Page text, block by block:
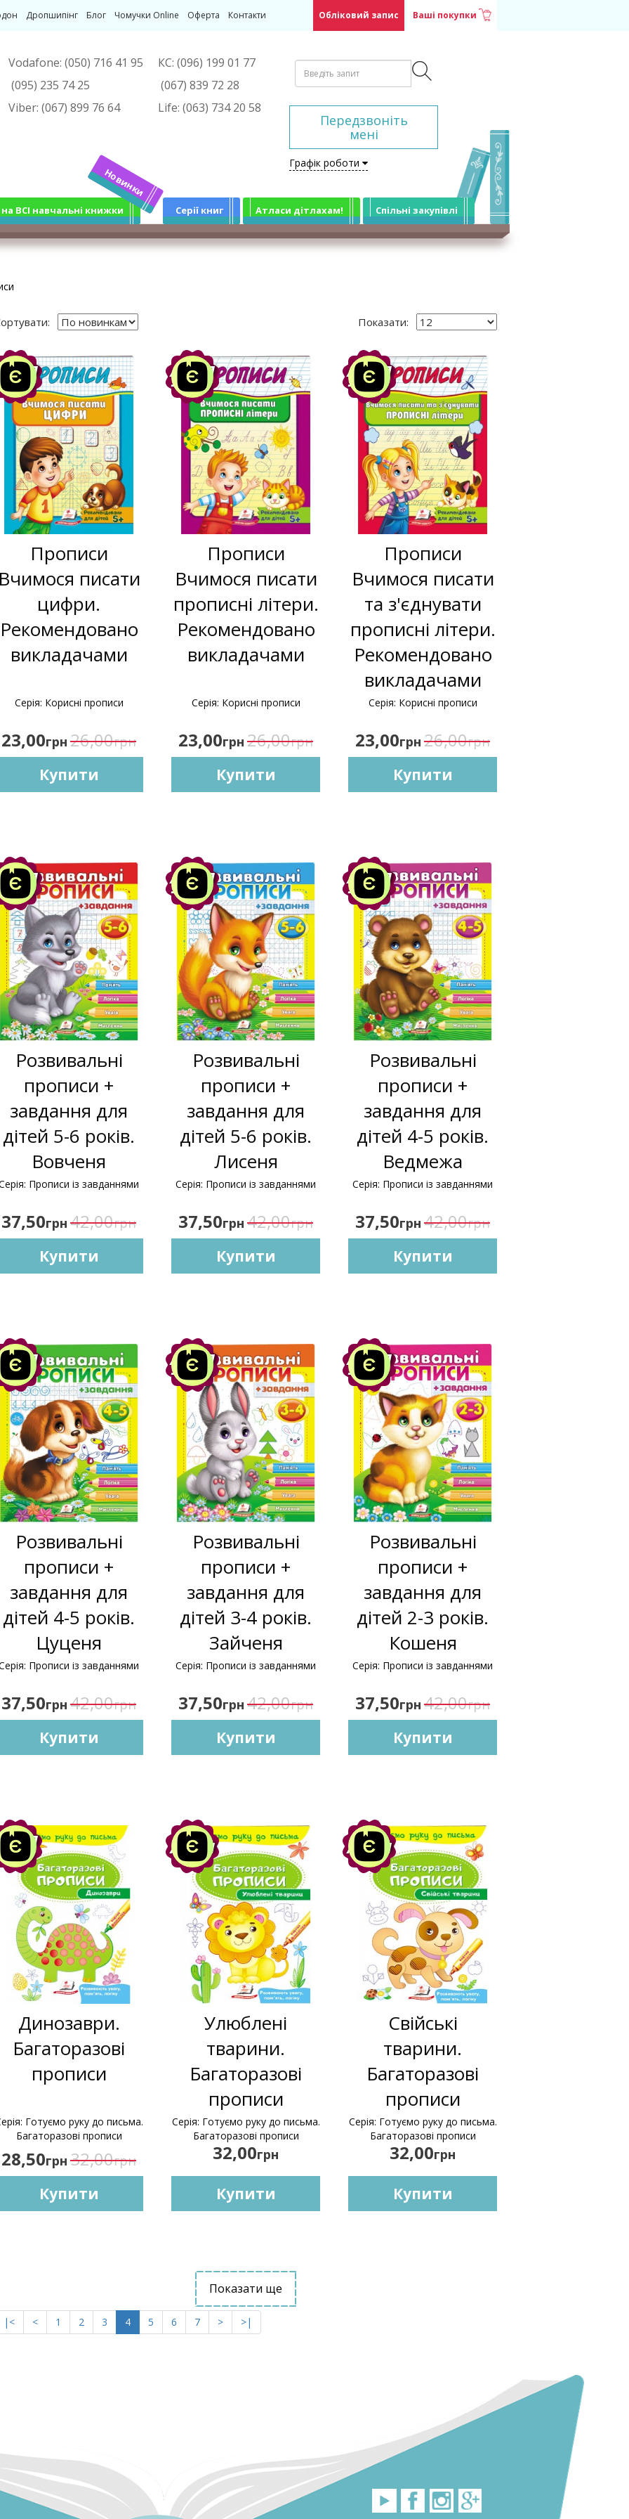
Дропшипінг Блог Чомучки Online Оферта Контакти Обліковий запис Ваші покупки
Vodafone: (050) 716 41 95
(095) 235 74 25
Viber: (067) 899 76 64
КС: (096) 199 01 77
(067) 839 72 28
Life: (063) 734 20 58
Передзвоніть
мені
Графік роботи
ВСІ навчальні книжки
Новинки
Серії книг Атласи дітлахам! Спільні закупівлі
Показати:
Прописи
писати
цифри.
Рекомендовано
викладачами
Серія: Корисні прописи
23,00грн 26,00грн
Купити
Акція
-10%
Прописи
Вчимося писати
прописні літери.
Рекомендовано
викладачами
Серія: Корисні прописи
23,00грн 26,00грн
Купити
Акція
-10%
Прописи
Вчимося писати
та з'єднувати
прописні літери.
Рекомендовано
викладачами
Серія: Корисні прописи
23,00грн 26,00грн
Купити
Розвивальні
прописи +
завдання для
дітей 5-6 років.
Вовченя
Прописи із завданнями
37,50грн 42,00грн
Купити
Акція
-10%
Розвивальні
прописи +
завдання для
дітей 5-6 років.
Лисеня
Серія: Прописи із завданнями
37,50грн 42,00грн
Купити
Акція
-10%
Розвивальні
прописи +
завдання для
дітей 4-5 років.
Ведмежа
Серія: Прописи із завданнями
37,50грн 42,00грн
Купити
Розвивальні
прописи +
завдання для
дітей 4-5 років.
Цуценя
Прописи із завданнями
37,50грн 42,00грн
Купити
Акція
-10%
Розвивальні
прописи +
завдання для
дітей 3-4 років.
Зайченя
Серія: Прописи із завданнями
37,50грн 42,00грн
Купити
Акція
-10%
Розвивальні
прописи +
завдання для
дітей 2-3 років.
Кошеня
Серія: Прописи із завданнями
37,50грн 42,00грн
Купити
Динозаври.
Багаторазові
прописи
Готуємо руку до письма.
Багаторазові прописи
28,50грн 32,00грн
Купити
Акція
Улюблені
тварини.
Багаторазові
прописи
Серія: Готуємо руку до письма.
Багаторазові прописи
32,00грн
Купити
Акція
Свійські
тварини.
Багаторазові
прописи
Серія: Готуємо руку до письма.
Багаторазові прописи
32,00грн
Купити
Показати ще
|< < 1 2 3 4 5 6 7 > >|